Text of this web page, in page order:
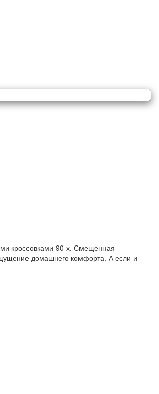
кроссовками 90-х. Смещенная
домашнего комфорта. А если и